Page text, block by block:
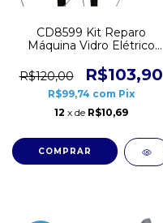
CD8599 Kit Reparo
Máquina Vidro Elétrico
Constellation
R$120,00 R$103,90
R$99,74 com Pix
12 x de R$10,69